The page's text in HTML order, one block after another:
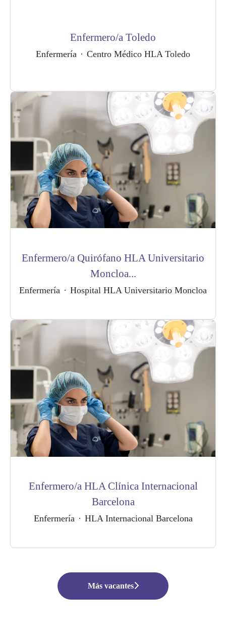
Enfermero/a Toledo
Enfermería · Centro Médico HLA Toledo
Enfermero/a Quirófano HLA Universitario
Moncloa...
Enfermería · Hospital HLA Universitario Moncloa
Enfermero/a HLA Clínica Internacional
Barcelona
Enfermería · HLA Internacional Barcelona
Más vacantes